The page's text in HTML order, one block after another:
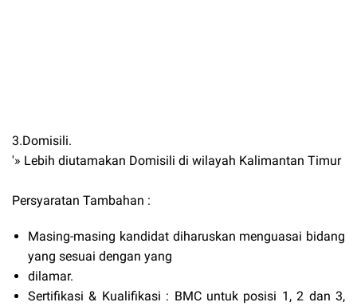
3.Domisili.
'» Lebih diutamakan Domisili di wilayah Kalimantan Timur
Persyaratan Tambahan :
Masing-masing kandidat diharuskan menguasai bidang
yang sesuai dengan yang
dilamar.
Sertifikasi & Kualifikasi : BMC untuk posisi 1, 2 dan 3,